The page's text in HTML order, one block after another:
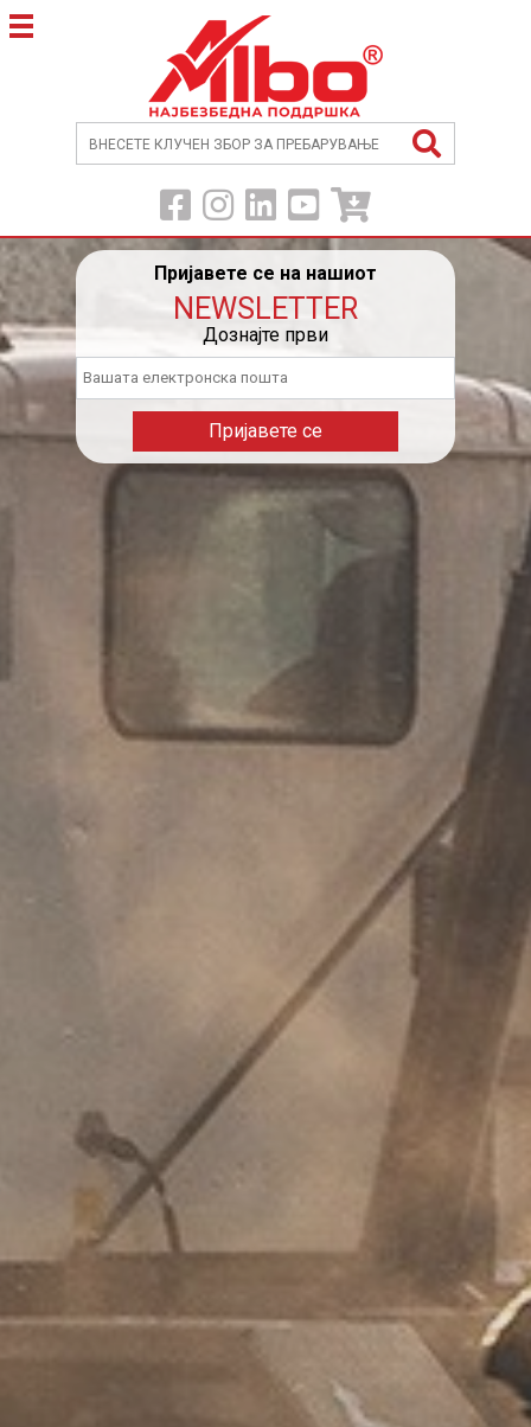
Пријавете се на нашиот
NEWSLETTER
Дознајте први